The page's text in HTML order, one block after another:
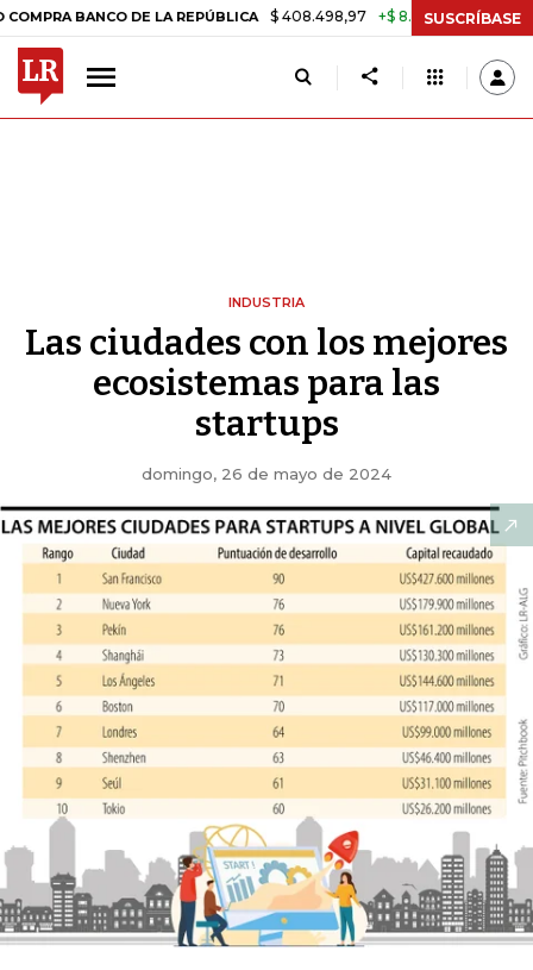
DE LA REPÚBLICA $ 408.498,97 +$ 8.753,81 +2,19% TASA
SUSCRÍBASE
INDUSTRIA
Las ciudades con los mejores
ecosistemas para las
startups
domingo, 26 de mayo de 2024